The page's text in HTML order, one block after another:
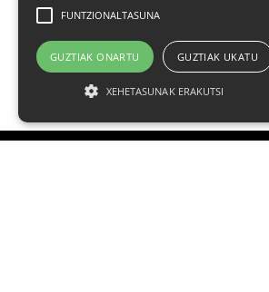
FUNTZIONALTASUNA
GUZTIAK ONARTU GUZTIAK UKATU
XEHETASUNAK ERAKUTSI